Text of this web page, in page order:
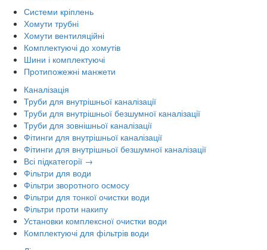
Системи кріплень
Хомути трубні
Хомути вентиляційні
Комплектуючі до хомутів
Шини і комплектуючі
Протипожежні манжети
Каналізація
Труби для внутрішньої каналізації
Труби для внутрішньої безшумної каналізації
Труби для зовнішньої каналізації
Фітинги для внутрішньої каналізації
Фітинги для внутрішньої безшумної каналізації
Всі підкатегорії →
Фільтри для води
Фільтри зворотного осмосу
Фільтри для тонкої очистки води
Фільтри проти накипу
Установки комплексної очистки води
Комплектуючі для фільтрів води